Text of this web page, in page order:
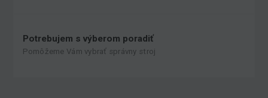
Potrebujem s výberom poradiť
Pomôžeme Vám vybrať správny stroj